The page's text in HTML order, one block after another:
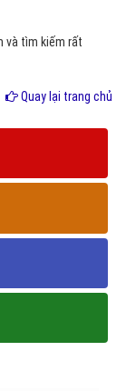
và tìm kiếm rất
Quay lại trang chủ